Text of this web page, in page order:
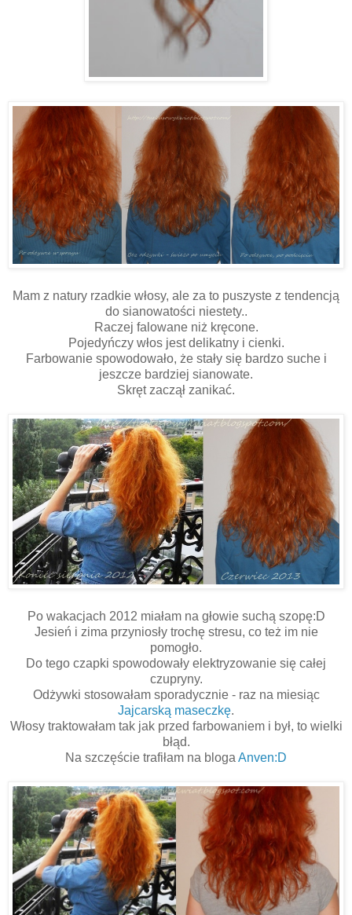
Mam z natury rzadkie włosy, ale za to puszyste z tendencją
do sianowatości niestety..
Raczej falowane niż kręcone.
Pojedyńczy włos jest delikatny i cienki.
Farbowanie spowodowało, że stały się bardzo suche i
jeszcze bardziej sianowate.
Skręt zaczął zanikać.
Po wakacjach 2012 miałam na głowie suchą szopę:D
Jesień i zima przyniosły trochę stresu, co też im nie
pomogło.
Do tego czapki spowodowały elektryzowanie się całej
czupryny.
Odżywki stosowałam sporadycznie - raz na miesiąc
Jajcarską maseczkę.
Włosy traktowałam tak jak przed farbowaniem i był, to wielki
błąd.
Na szczęście trafiłam na bloga Anven:D